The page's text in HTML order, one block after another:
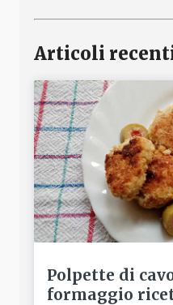
Articoli
Polpette di
formaggio